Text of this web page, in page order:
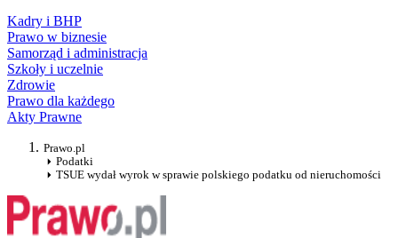
Kadry i BHP
Prawo w biznesie
Samorząd i administracja
Szkoły i uczelnie
Zdrowie
Prawo dla każdego
Akty Prawne
Prawo.pl
Podatki
TSUE wydał wyrok w sprawie polskiego podatku od nieruchomości